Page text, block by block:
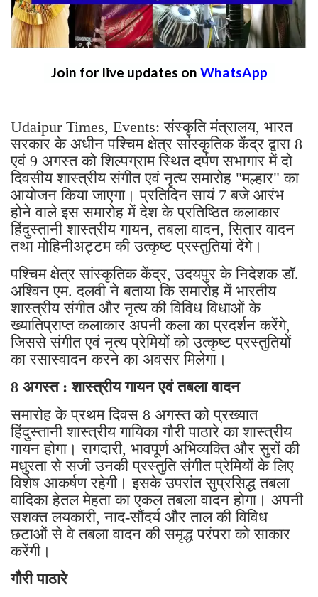
Join for live updates on WhatsApp
Udaipur Times, Events: संस्कृति मंत्रालय, भारत
सरकार के अधीन पश्चिम क्षेत्र सांस्कृतिक केंद्र द्वारा 8
एवं 9 अगस्त को शिल्पग्राम स्थित दर्पण सभागार में दो
दिवसीय शास्त्रीय संगीत एवं नृत्य समारोह "मल्हार" का
आयोजन किया जाएगा। प्रतिदिन सायं 7 बजे आरंभ
होने वाले इस समारोह में देश के प्रतिष्ठित कलाकार
हिंदुस्तानी शास्त्रीय गायन, तबला वादन, सितार वादन
तथा मोहिनीअट्टम की उत्कृष्ट प्रस्तुतियां देंगे।
पश्चिम क्षेत्र सांस्कृतिक केंद्र, उदयपुर के निदेशक डॉ.
अश्विन एम. दलवी ने बताया कि समारोह में भारतीय
शास्त्रीय संगीत और नृत्य की विविध विधाओं के
ख्यातिप्राप्त कलाकार अपनी कला का प्रदर्शन करेंगे,
जिससे संगीत एवं नृत्य प्रेमियों को उत्कृष्ट प्रस्तुतियों
का रसास्वादन करने का अवसर मिलेगा।
8 अगस्त : शास्त्रीय गायन एवं तबला वादन
समारोह के प्रथम दिवस 8 अगस्त को प्रख्यात
हिंदुस्तानी शास्त्रीय गायिका गौरी पाठारे का शास्त्रीय
गायन होगा। रागदारी, भावपूर्ण अभिव्यक्ति और सुरों की
मधुरता से सजी उनकी प्रस्तुति संगीत प्रेमियों के लिए
विशेष आकर्षण रहेगी। इसके उपरांत सुप्रसिद्ध तबला
वादिका हेतल मेहता का एकल तबला वादन होगा। अपनी
सशक्त लयकारी, नाद-सौंदर्य और ताल की विविध
छटाओं से वे तबला वादन की समृद्ध परंपरा को साकार
करेंगी।
गौरी पाठारे